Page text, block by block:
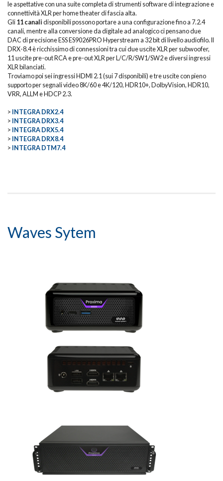
le aspettative con una suite completa di strumenti software di integrazione e
connettività XLR per home theater di fascia alta.
Gli 11 canali disponibili possono portare a una configurazione fino a 7.2.4
canali, mentre alla conversione da digitale ad analogico ci pensano due
DAC di precisione ESS ES9026PRO Hyperstream a 32 bit di livello audiofilo. Il
DRX-8.4 è ricchissimo di connessioni tra cui due uscite XLR per subwoofer,
11 uscite pre-out RCA e pre-out XLR per L/C/R/SW1/SW2 e diversi ingressi
XLR bilanciati.
Troviamo poi sei ingressi HDMI 2.1 (sui 7 disponibili) e tre uscite con pieno
supporto per segnali video 8K/60 e 4K/120, HDR10+, DolbyVision, HDR10,
VRR, ALLM e HDCP 2.3.
> INTEGRA DRX2.4
> INTEGRA DRX3.4
> INTEGRA DRX5.4
> INTEGRA DRX8.4
> INTEGRA DTM7.4
Waves Sytem